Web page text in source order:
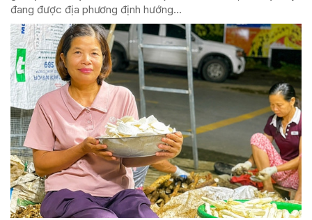
đang được địa phương định hướng...